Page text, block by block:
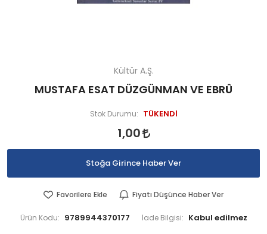
Kültür A.Ş.
MUSTAFA ESAT DÜZGÜNMAN VE EBRÛ
Stok Durumu: TÜKENDİ
1,00
Stoğa Girince Haber Ver
Favorilere Ekle Fiyatı Düşünce Haber Ver
Ürün Kodu: 9789944370177 İade Bilgisi: